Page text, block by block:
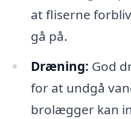
at fliserne
gå på.
Dræning: God
for at undgå
brolægger kan